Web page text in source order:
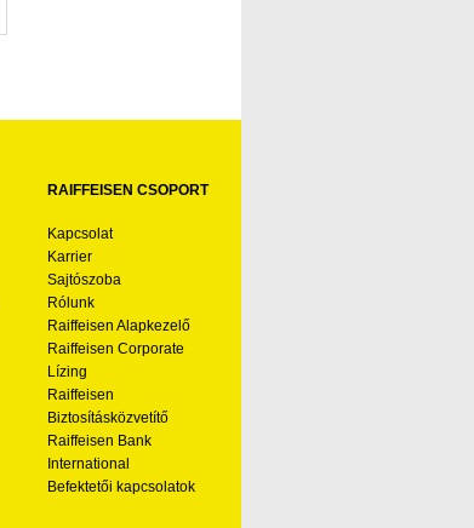
RAIFFEISEN CSOPORT
Kapcsolat
Karrier
Sajtószoba
Rólunk
Raiffeisen Alapkezelő
Raiffeisen Corporate
Lízing
Raiffeisen
Biztosításközvetítő
Raiffeisen Bank
International
Befektetői kapcsolatok